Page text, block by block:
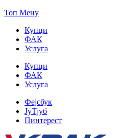
Топ Мену
Купци
ФАК
Услуга
Купци
ФАК
Услуга
Фејсбук
ЈуТјуб
Пинтерест